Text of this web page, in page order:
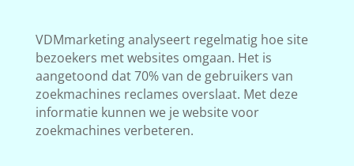
VDMmarketing analyseert regelmatig hoe site
bezoekers met websites omgaan. Het is
aangetoond dat 70% van de gebruikers van
zoekmachines reclames overslaat. Met deze
informatie kunnen we je website voor
zoekmachines verbeteren.